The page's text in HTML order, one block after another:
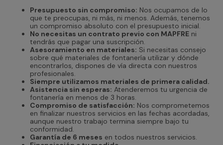
Presupuesto sin compromiso: Nos ocupamos de lo
que te preocupas, ni más, ni menos. Además, tenemos
un compromiso absoluto con el presupuesto inicial.
No necesitas un contrato previo con MAPFRE ni
tendrás que pagar una suscripción.
Asesoramiento en materiales: Si necesitas consejo
sobre qué materiales de fontanería utilizar y dónde
encontrarlos, dispones de vía directa con nuestros
profesionales.
Siempre utilizamos materiales de primera calidad.
Asistencia sin esperas: Atenderemos tu urgencia de
fontanería en menos de 3 horas.
Compromiso de satisfacción: Nos comprometemos
en finalizar nuestros servicios en las fechas acordadas,
aunque nuestro trabajo termina siempre bajo tu
conformidad.
Garantía de 6 meses en todos nuestros servicios.